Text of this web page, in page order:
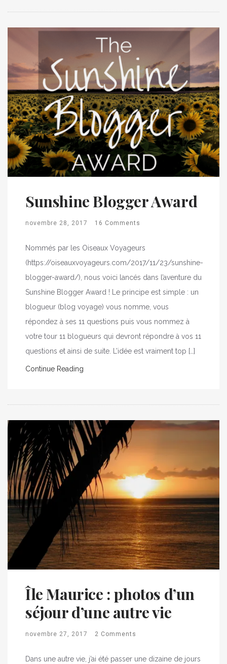
Sunshine Blogger Award
novembre 28, 2017 16 Comments
Nommés par les Oiseaux Voyageurs
(https://oiseauxvoyageurs.com/2017/11/23/sunshine-
blogger-award/), nous voici lancés dans l’aventure du
Sunshine Blogger Award ! Le principe est simple : un
blogueur (blog voyage) vous nomme, vous
répondez à ses 11 questions puis vous nommez à
votre tour 11 blogueurs qui devront répondre à vos 11
questions et ainsi de suite. L’idée est vraiment top […]
Continue Reading
Île Maurice : photos d’un
séjour d’une autre vie
novembre 27, 2017 2 Comments
Dans une autre vie, j’ai été passer une dizaine de jours